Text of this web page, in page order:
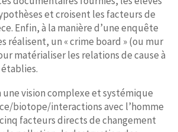
et croisent les facteurs de
Enfin, à la manière d’une enquête
réalisent, un « crime board » (ou mur
matérialiser les relations de cause à
une vision complexe et systémique
biotope/interactions avec l’homme
facteurs directs de changement